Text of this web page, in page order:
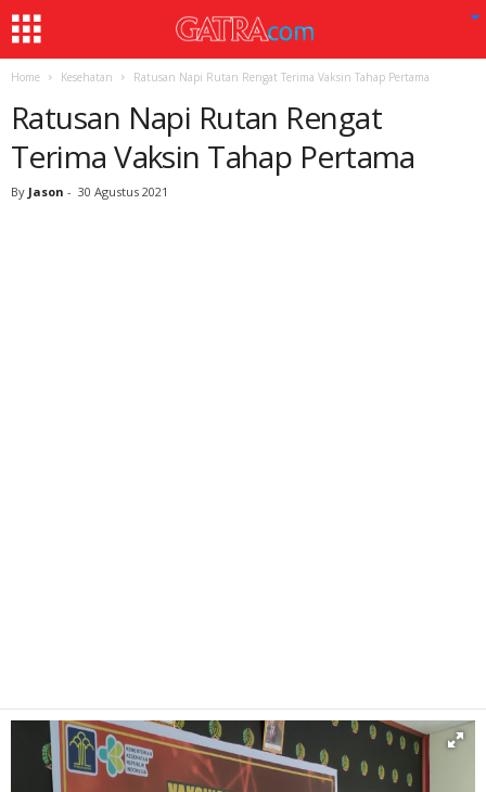
Home Kesehatan Ratusan Napi Rutan Rengat Terima Vaksin Tahap Pertama
Ratusan Napi Rutan Rengat
Terima Vaksin Tahap Pertama
By Jason - 30 Agustus 2021